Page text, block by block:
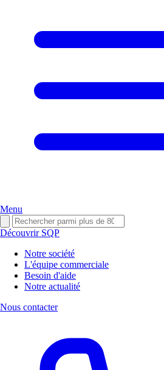
Menu
Découvrir SQP
Notre société
L'équipe commerciale
Besoin d'aide
Notre actualité
Nous contacter